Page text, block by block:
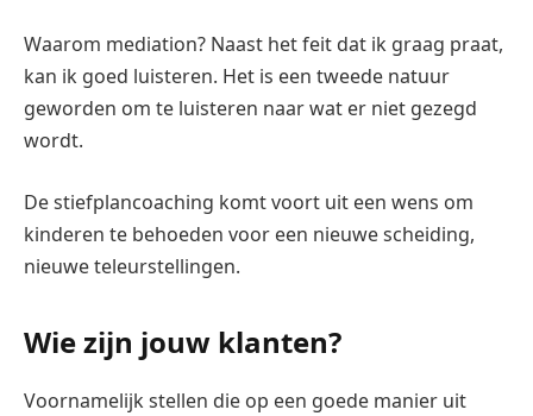
Waarom mediation? Naast het feit dat ik graag praat,
kan ik goed luisteren. Het is een tweede natuur
geworden om te luisteren naar wat er niet gezegd
wordt.
De stiefplancoaching komt voort uit een wens om
kinderen te behoeden voor een nieuwe scheiding,
nieuwe teleurstellingen.
Wie zijn jouw klanten?
Voornamelijk stellen die op een goede manier uit